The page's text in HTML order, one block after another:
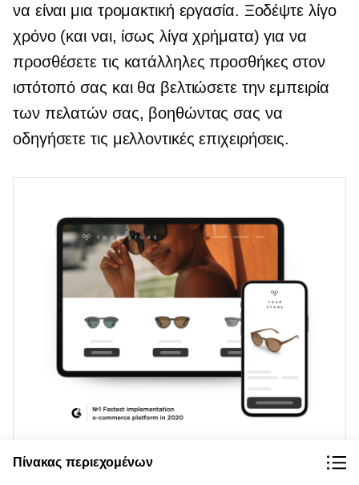
να είναι μια τρομακτική εργασία. Ξοδέψτε λίγο
χρόνο (και ναι, ίσως λίγα χρήματα) για να
προσθέσετε τις κατάλληλες προσθήκες στον
ιστότοπό σας και θα βελτιώσετε την εμπειρία
των πελατών σας, βοηθώντας σας να
οδηγήσετε τις μελλοντικές επιχειρήσεις.
ένα ηλεκτρονικό κατάστημα στον ιστότοπό σας
Πίνακας περιεχομένων